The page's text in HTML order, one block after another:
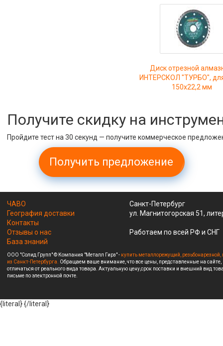
Диск отрезной
ИНТЕРСКОЛ "ТУРБО",
150х22,2 мм
Получите скидку на
Пройдите тест на 30 секунд — получите коммерческое
Получить предложение
ЧАВО
География доставки
Контакты
Отзывы о нас
База знаний
Санкт-Петербург
ул. Магнитогорская 51,
Работаем по всей РФ и СНГ
ООО "Солид Групп" © Компания "Металл Гирз" - купить металлорежущий,
из Санкт-Петербурга. Обращаем ваше внимание, что все цены, представленные на
отличаться от реального вида товара. Актуальную цену,срок поставки и внешний вид
письме по электронной почте.
{literal}{/literal}